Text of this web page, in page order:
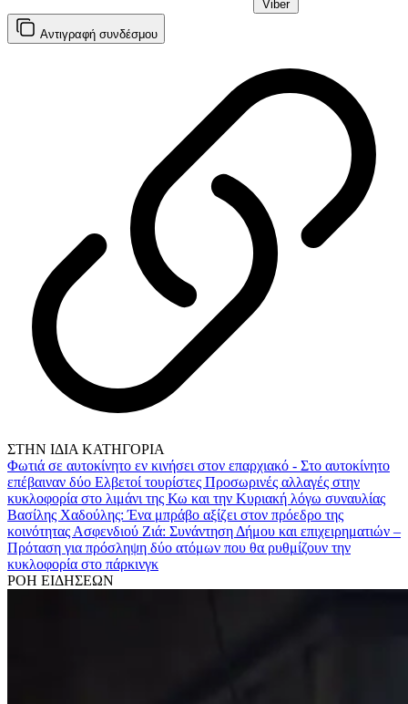
Viber
Αντιγραφή συνδέσμου
ΣΤΗΝ ΙΔΙΑ ΚΑΤΗΓΟΡΙΑ
Φωτιά σε αυτοκίνητο εν κινήσει στον επαρχιακό - Στο αυτοκίνητο
επέβαιναν δύο Ελβετοί τουρίστες Προσωρινές αλλαγές στην
κυκλοφορία στο λιμάνι της Κω και την Κυριακή λόγω συναυλίας
Βασίλης Χαδούλης: Ένα μπράβο αξίζει στον πρόεδρο της
κοινότητας Ασφενδιού Ζιά: Συνάντηση Δήμου και επιχειρηματιών –
Πρόταση για πρόσληψη δύο ατόμων που θα ρυθμίζουν την
κυκλοφορία στο πάρκινγκ
ΡΟΗ ΕΙΔΗΣΕΩΝ